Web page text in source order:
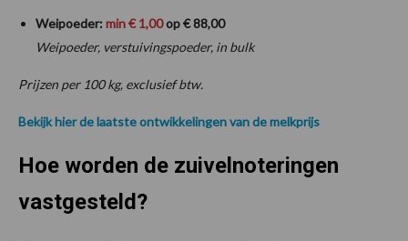
Weipoeder: min € 1,00op € 88,00
Weipoeder, verstuivingspoeder, in bulk
Prijzen per 100 kg, exclusief btw.
Bekijk hier de laatste ontwikkelingen van de melkprijs
Hoe worden de zuivelnoteringen
vastgesteld?